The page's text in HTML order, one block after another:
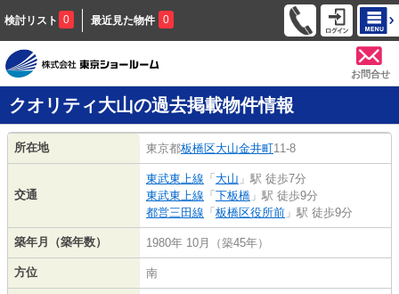
検討リスト 0 最近見た物件 0
お問合せ
クオリティ大山の過去掲載物件情報
所在地 東京都板橋区大山金井町11-8
交通
東武東上線 「 大山 」駅 徒歩7分
東武東上線 「 下板橋 」駅 徒歩9分
都営三田線 「 板橋区役所前 」駅 徒歩9分
築年月（築年数） 1980年 10月（築45年）
方位 南